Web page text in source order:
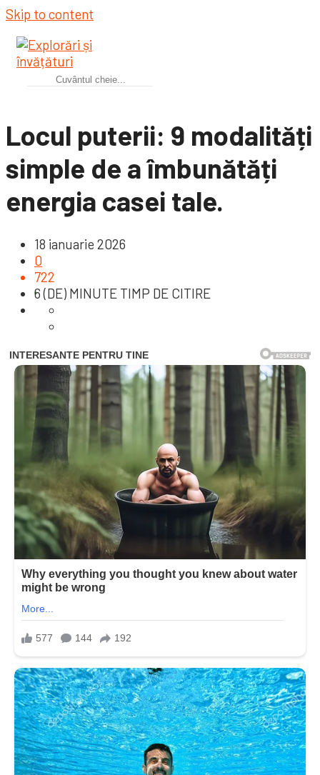
Skip to content
Locul puterii: 9 modalități
simple de a îmbunătăți
energia casei tale.
18 ianuarie 2026
0
722
6 (DE) MINUTE TIMP DE CITIRE